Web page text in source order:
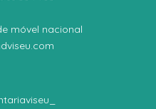
móvel nacional